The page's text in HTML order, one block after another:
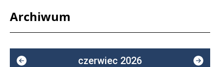
Archiwum
czerwiec 2026